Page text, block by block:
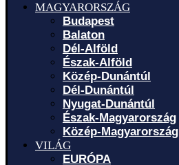
MAGYARORSZÁG
Budapest
Balaton
Dél-Alföld
Észak-Alföld
Közép-Dunántúl
Dél-Dunántúl
Nyugat-Dunántúl
Észak-Magyarország
Közép-Magyarország
VILÁG
EURÓPA